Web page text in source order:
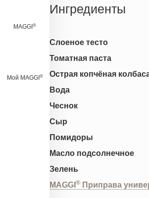
MAGGI ®
Мой MAGGI ®
Ингредиенты
Слоеное тесто
Томатная паста
Острая копчёная
Вода
Чеснок
Сыр
Помидоры
Масло подсолнечное
Зелень
MAGGI ® Приправа